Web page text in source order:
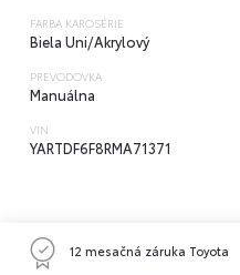
FARBA KAROSÉRIE
Biela Uni/Akrylový
PREVODOVKA
Manuálna
VIN
YARTDF6F8RMA71371
12 mesačná záruka Toyota